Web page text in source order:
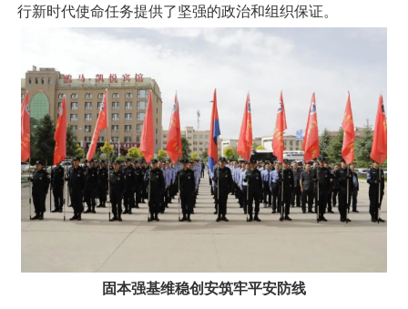
行新时代使命任务提供了坚强的政治和组织保证。
固本强基维稳创安筑牢平安防线